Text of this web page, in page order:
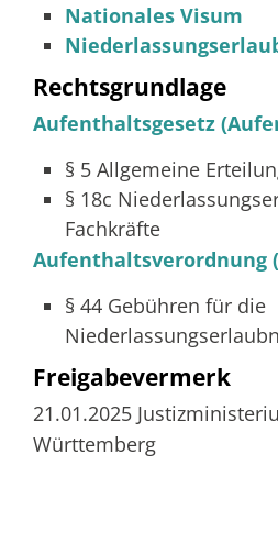
Nationales Visum
Rechtsgrundlage
Aufenthaltsgesetz
§ 5 Allgemeine
§ 18c
Fachkräfte
Aufenthaltsverordnung
§ 44 Gebühren für die
Freigabevermerk
21.01.2025
Württemberg